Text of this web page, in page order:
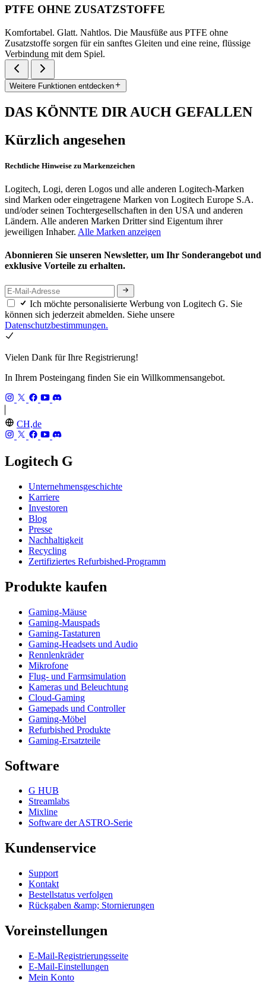
PTFE OHNE ZUSATZSTOFFE
Komfortabel. Glatt. Nahtlos. Die Mausfüße aus PTFE ohne
Zusatzstoffe sorgen für ein sanftes Gleiten und eine reine, flüssige
Verbindung mit dem Spiel.
Weitere Funktionen entdecken
DAS KÖNNTE DIR AUCH GEFALLEN
Kürzlich angesehen
Rechtliche Hinweise zu Markenzeichen
Logitech, Logi, deren Logos und alle anderen Logitech-Marken
sind Marken oder eingetragene Marken von Logitech Europe S.A.
und/oder seinen Tochtergesellschaften in den USA und anderen
Ländern. Alle anderen Marken Dritter sind Eigentum ihrer
jeweiligen Inhaber. Alle Marken anzeigen
Abonnieren Sie unseren Newsletter, um Ihr Sonderangebot und
exklusive Vorteile zu erhalten.
Ich möchte personalisierte Werbung von Logitech G. Sie
können sich jederzeit abmelden. Siehe unsere
Datenschutzbestimmungen.
Vielen Dank für Ihre Registrierung!
In Ihrem Posteingang finden Sie ein Willkommensangebot.
CH,de
Logitech G
Unternehmensgeschichte
Karriere
Investoren
Blog
Presse
Nachhaltigkeit
Recycling
Zertifiziertes Refurbished-Programm
Produkte kaufen
Gaming-Mäuse
Gaming-Mauspads
Gaming-Tastaturen
Gaming-Headsets und Audio
Rennlenkräder
Mikrofone
Flug- und Farmsimulation
Kameras und Beleuchtung
Cloud-Gaming
Gamepads und Controller
Gaming-Möbel
Refurbished Produkte
Gaming-Ersatzteile
Software
G HUB
Streamlabs
Mixline
Software der ASTRO-Serie
Kundenservice
Support
Kontakt
Bestellstatus verfolgen
Rückgaben &amp; Stornierungen
Voreinstellungen
E-Mail-Registrierungsseite
E-Mail-Einstellungen
Mein Konto